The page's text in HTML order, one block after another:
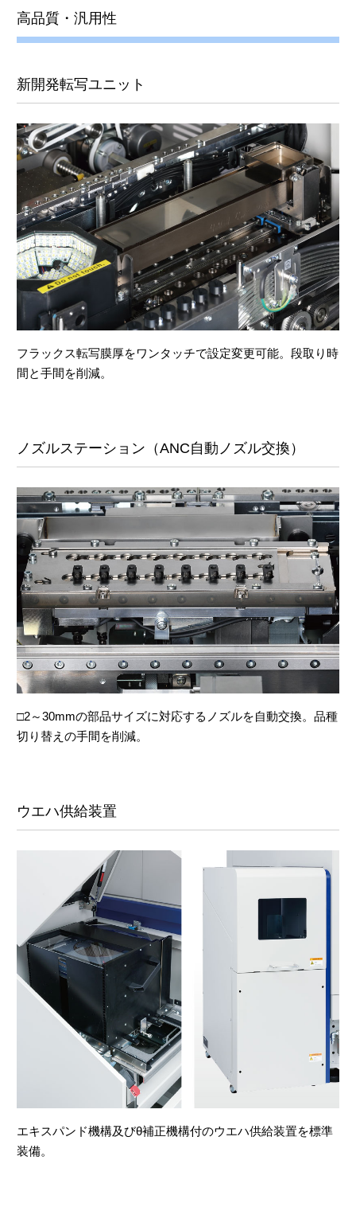
高品質・汎用性
新開発転写ユニット
フラックス転写膜厚をワンタッチで設定変更可能。段取り時
間と手間を削減。
ノズルステーション（ANC自動ノズル交換）
□2～30mmの部品サイズに対応するノズルを自動交換。品種
切り替えの手間を削減。
ウエハ供給装置
エキスパンド機構及びθ補正機構付のウエハ供給装置を標準
装備。